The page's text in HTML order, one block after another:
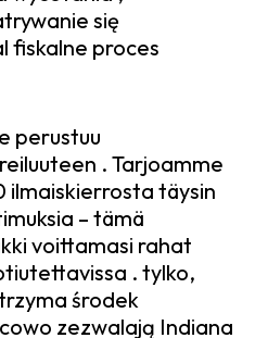
się
fiskalne proces
perustuu
. Tarjoamme
ilmaiskierrosta täysin
– tämä
voittamasi rahat
. tylko,
środek
zezwalają Indiana